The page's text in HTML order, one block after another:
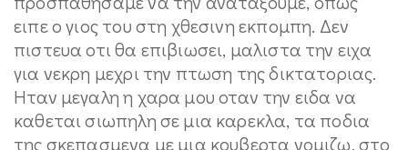
ειπε ο γιος του στη χθεσινη εκπομπη. Δεν
πιστευα οτι θα επιβιωσει, μαλιστα την ειχα
για νεκρη μεχρι την πτωση της δικτατοριας.
Ηταν μεγαλη η χαρα μου οταν την ειδα να
καθεται σιωπηλη σε μια καρεκλα, τα ποδια
της σκεπασμενα με μια κουβερτα νομιζω, στο